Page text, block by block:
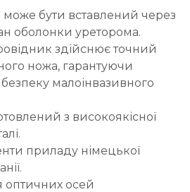
бути вставлений через
оболонки уреторома.
здійснює точний
ножа, гарантуючи
безпеку малоінвазивного
з високоякісної
приладу німецької
оптичних осей